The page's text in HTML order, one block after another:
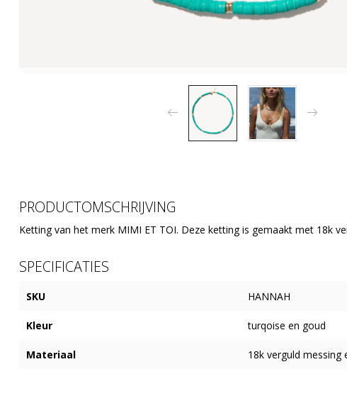
PRODUCTOMSCHRIJVING
Ketting van het merk MIMI ET TOI. Deze ketting is gemaakt met 18k
SPECIFICATIES
SKU HANNAH
Kleur turqoise en goud
Materiaal 18k verguld messing